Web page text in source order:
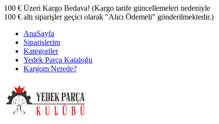
100 € Üzeri Kargo Bedava! (Kargo tarife güncellemeleri nedeniyle
100 € altı siparişler geçici olarak "Alıcı Ödemeli" gönderilmektedir.)
AnaSayfa
Siparişlerim
Kategoriler
Yedek Parça Kataloğu
Kargom Nerede?